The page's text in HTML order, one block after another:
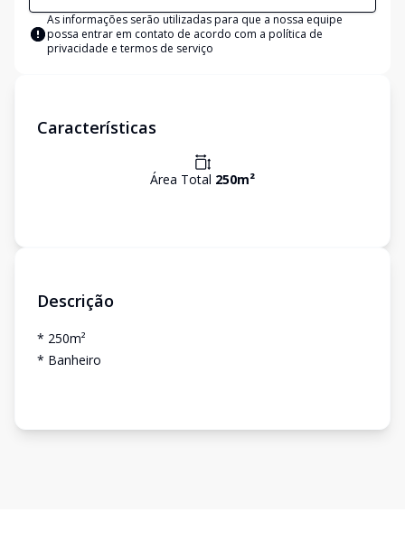
As informações serão utilizadas para que a nossa equipe
possa entrar em contato de acordo com a política de
privacidade e termos de serviço
Características
Área Total 250m²
Descrição
* 250m²
* Banheiro